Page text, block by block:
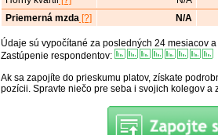
Priemerná mzda[?] N/A
Údaje sú vypočítané za posledných 24 mesiacov
Zastúpenie respondentov:
Ak sa zapojíte do prieskumu platov, získate
pozícii. Spravte niečo pre seba i svojich kolegov a